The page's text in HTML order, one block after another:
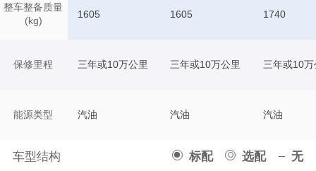
整车整备质量
(kg)
保修里程
能源类型
车型结构 标配 选配 无
1605 1605 1740
三年或10万公里 三年或10万公里 三年或10万
汽油 汽油 汽油